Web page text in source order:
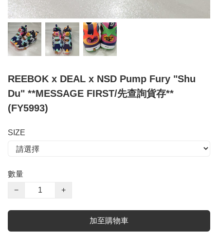
REEBOK x DEAL x NSD Pump Fury "Shu
Du" **MESSAGE FIRST/先查詢貨存**
(FY5993)
SIZE
數量
−
+
加至購物車